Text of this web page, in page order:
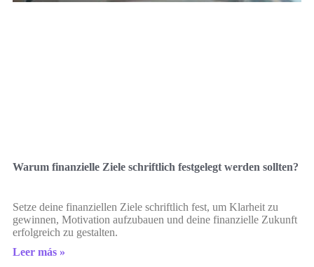
Warum finanzielle Ziele schriftlich festgelegt werden sollten?
Setze deine finanziellen Ziele schriftlich fest, um Klarheit zu
gewinnen, Motivation aufzubauen und deine finanzielle Zukunft
erfolgreich zu gestalten.
Leer más »